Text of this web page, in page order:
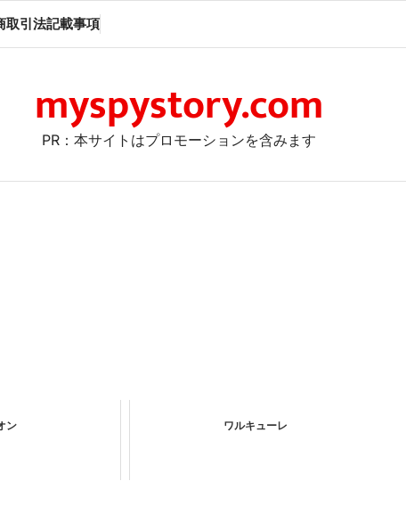
取引法記載事項
myspystory.com
PR：本サイトはプロモーションを含みます
ン ワルキューレ